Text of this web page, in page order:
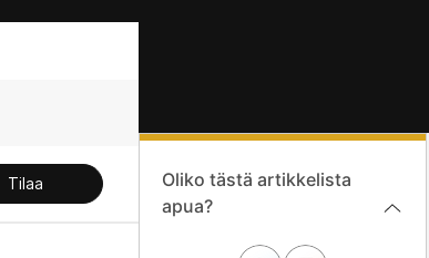
Tilaa
Oliko tästä artikkelista
apua?